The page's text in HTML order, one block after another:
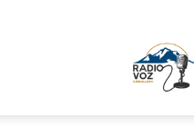
Voz
Cordillera